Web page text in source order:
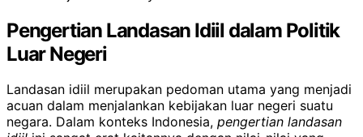
Pengertian Landasan Idiil dalam Politik
Luar Negeri
Landasan idiil merupakan pedoman utama yang menjadi
acuan dalam menjalankan kebijakan luar negeri suatu
negara. Dalam konteks Indonesia, pengertian landasan